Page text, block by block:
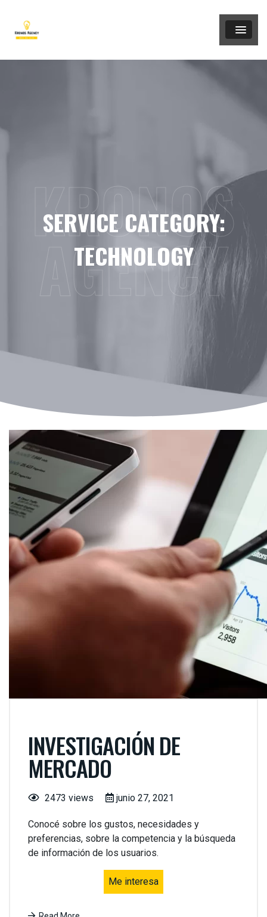
SERVICE CATEGORY:
TECHNOLOGY
KRONOS
AGENCY
INVESTIGACIÓN DE
MERCADO
2473 views junio 27, 2021
Conocé sobre los gustos, necesidades y
preferencias, sobre la competencia y la búsqueda
de información de los usuarios.
Me interesa